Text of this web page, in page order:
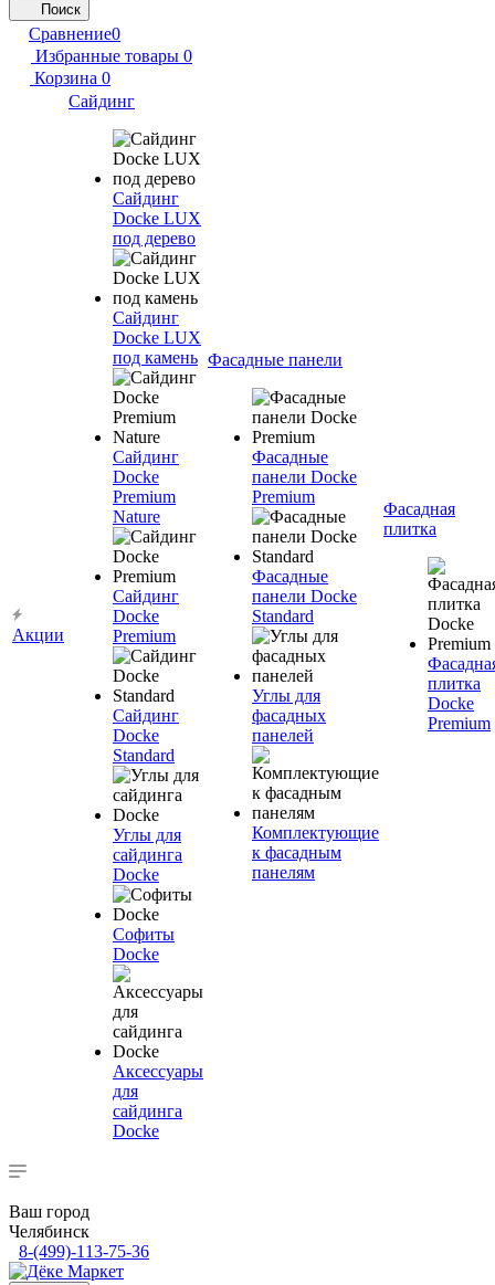
Поиск
Сравнение0
Избранные товары 0
Корзина 0
Акции
Сайдинг
Сайдинг
Docke LUX
под дерево
Сайдинг
Docke LUX
под камень
Сайдинг
Docke
Premium
Nature
Сайдинг
Docke
Premium
Сайдинг
Docke
Standard
Углы для
сайдинга
Docke
Софиты
Docke
Аксессуары
для
сайдинга
Docke
Фасадные панели
Фасадные
панели Docke
Premium
Фасадные
панели Docke
Standard
Углы для
фасадных
панелей
Комплектующие
к фасадным
панелям
Фасадная
плитка
плитка
Docke
Premium
Ваш город
Челябинск
8-(499)-113-75-36